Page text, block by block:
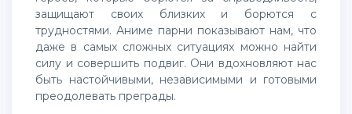
защищают своих близких и борются с
трудностями. Аниме парни показывают нам, что
даже в самых сложных ситуациях можно найти
силу и совершить подвиг. Они вдохновляют нас
быть настойчивыми, независимыми и готовыми
преодолевать преграды.